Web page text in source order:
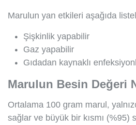
Marulun yan etkileri aşağıda
Şişkinlik yapabilir
Gaz yapabilir
Gıdadan kaynaklı
Marulun Besin Değeri
Ortalama 100 gram marul,
sağlar ve büyük bir kısmı (%95)